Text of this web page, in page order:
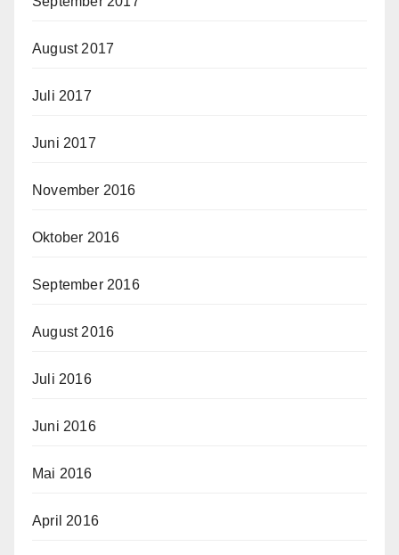
August 2017
Juli 2017
Juni 2017
November 2016
Oktober 2016
September 2016
August 2016
Juli 2016
Juni 2016
Mai 2016
April 2016